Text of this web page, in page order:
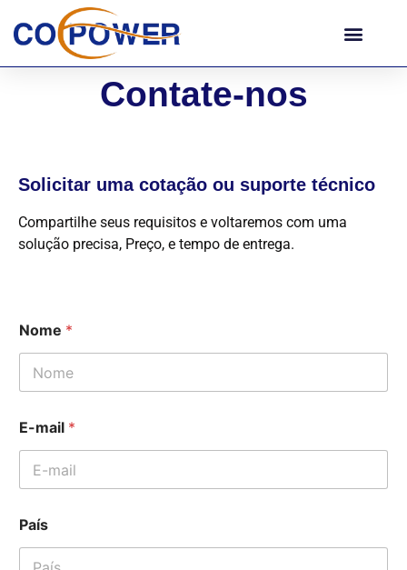
Contate-nos
Solicitar uma cotação ou suporte técnico
Compartilhe seus requisitos e voltaremos com uma
solução precisa, Preço, e tempo de entrega.
Nome *
E-mail *
h
a
País